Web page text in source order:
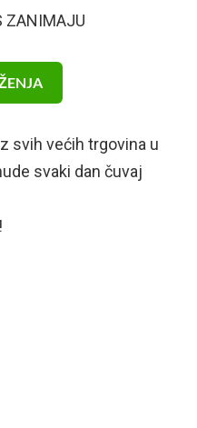
ZANIMAJU
svih većih trgovina u
svaki dan čuvaj